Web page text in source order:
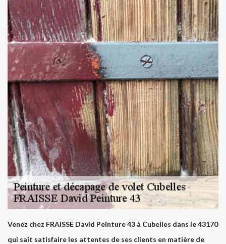
Venez chez FRAISSE David Peinture 43 à Cubelles dans le 43170
qui sait satisfaire les attentes de ses clients en matière de